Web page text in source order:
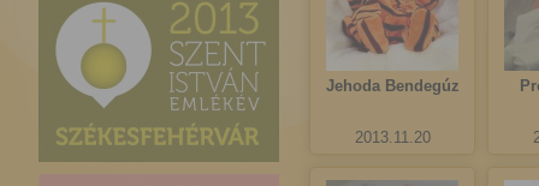
Jehoda Bendegúz
2013.11.20